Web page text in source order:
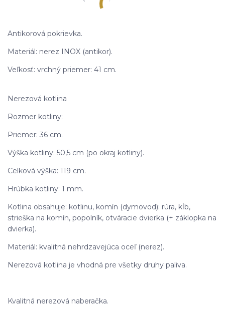
Antikorová pokrievka.
Materiál: nerez INOX (antikor).
Veľkosť: vrchný priemer: 41 cm.
Nerezová kotlina
Rozmer kotliny:
Priemer: 36 cm.
Výška kotliny: 50,5 cm (po okraj kotliny).
Celková výška: 119 cm.
Hrúbka kotliny: 1 mm.
Kotlina obsahuje: kotlinu, komín (dymovod): rúra, kĺb,
strieška na komín, popolník, otváracie dvierka (+ záklopka na
dvierka).
Materiál: kvalitná nehrdzavejúca oceľ (nerez).
Nerezová kotlina je vhodná pre všetky druhy paliva.
Kvalitná nerezová naberačka.